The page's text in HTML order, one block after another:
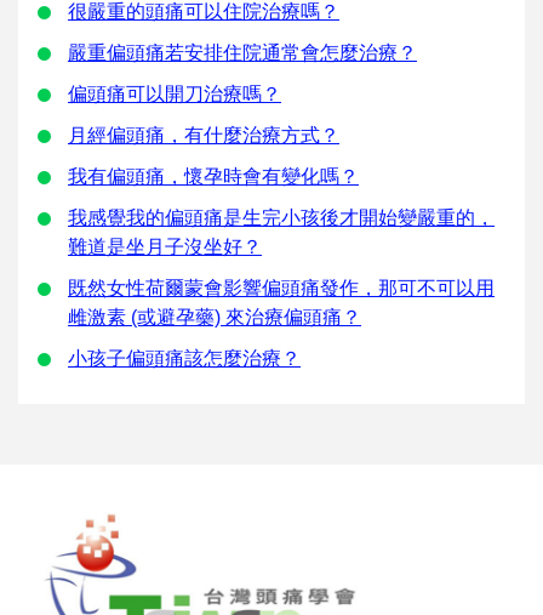
很嚴重的頭痛可以住院治療嗎？
嚴重偏頭痛若安排住院通常會怎麼治療？
偏頭痛可以開刀治療嗎？
月經偏頭痛，有什麼治療方式？
我有偏頭痛，懷孕時會有變化嗎？
我感覺我的偏頭痛是生完小孩後才開始變嚴重的，
難道是坐月子沒坐好？
既然女性荷爾蒙會影響偏頭痛發作，那可不可以用
雌激素 (或避孕藥) 來治療偏頭痛？
小孩子偏頭痛該怎麼治療？